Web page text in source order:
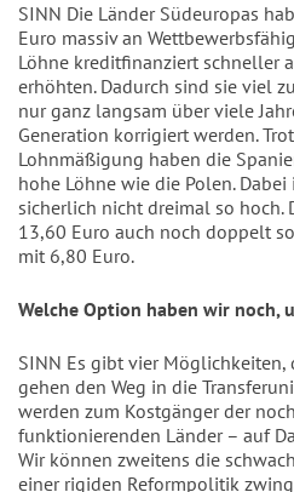
SINN Die Länder Südeuropas
Euro massiv an
Löhne kreditfinanziert schneller
erhöhten. Dadurch sind sie viel
nur ganz langsam über viele
Generation korrigiert werden.
Lohnmäßigung haben die
hohe Löhne wie die Polen.
sicherlich nicht dreimal so hoch.
13,60 Euro auch noch doppelt
mit 6,80 Euro.
Welche Option haben wir noch,
SINN Es gibt vier
gehen den Weg in die
werden zum Kostgänger der
funktionierenden Länder – auf
Wir können zweitens die
einer rigiden Reformpolitik